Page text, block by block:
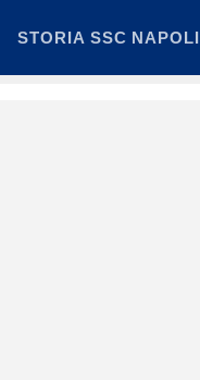
STORIA SSC NAPOLI